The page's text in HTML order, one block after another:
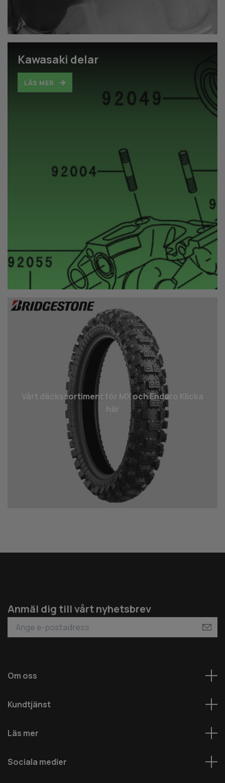
Kawasaki delar
LÄS MER
Vårt däcks­sortiment för MX och Enduro Klicka
Anmäl dig till vårt nyhetsbrev
Om oss
Kundtjänst
Läs mer
Sociala medier